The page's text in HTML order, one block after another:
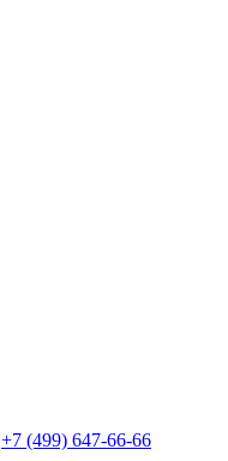
+7 (499) 647-66-66